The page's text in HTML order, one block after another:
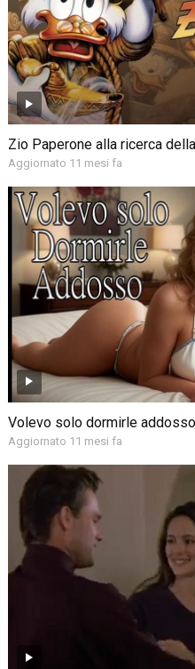
Zio Paperone alla ricerca
Aggiornato 11 mesi fa
Volevo solo dormirle addosso
Aggiornato 11 mesi fa